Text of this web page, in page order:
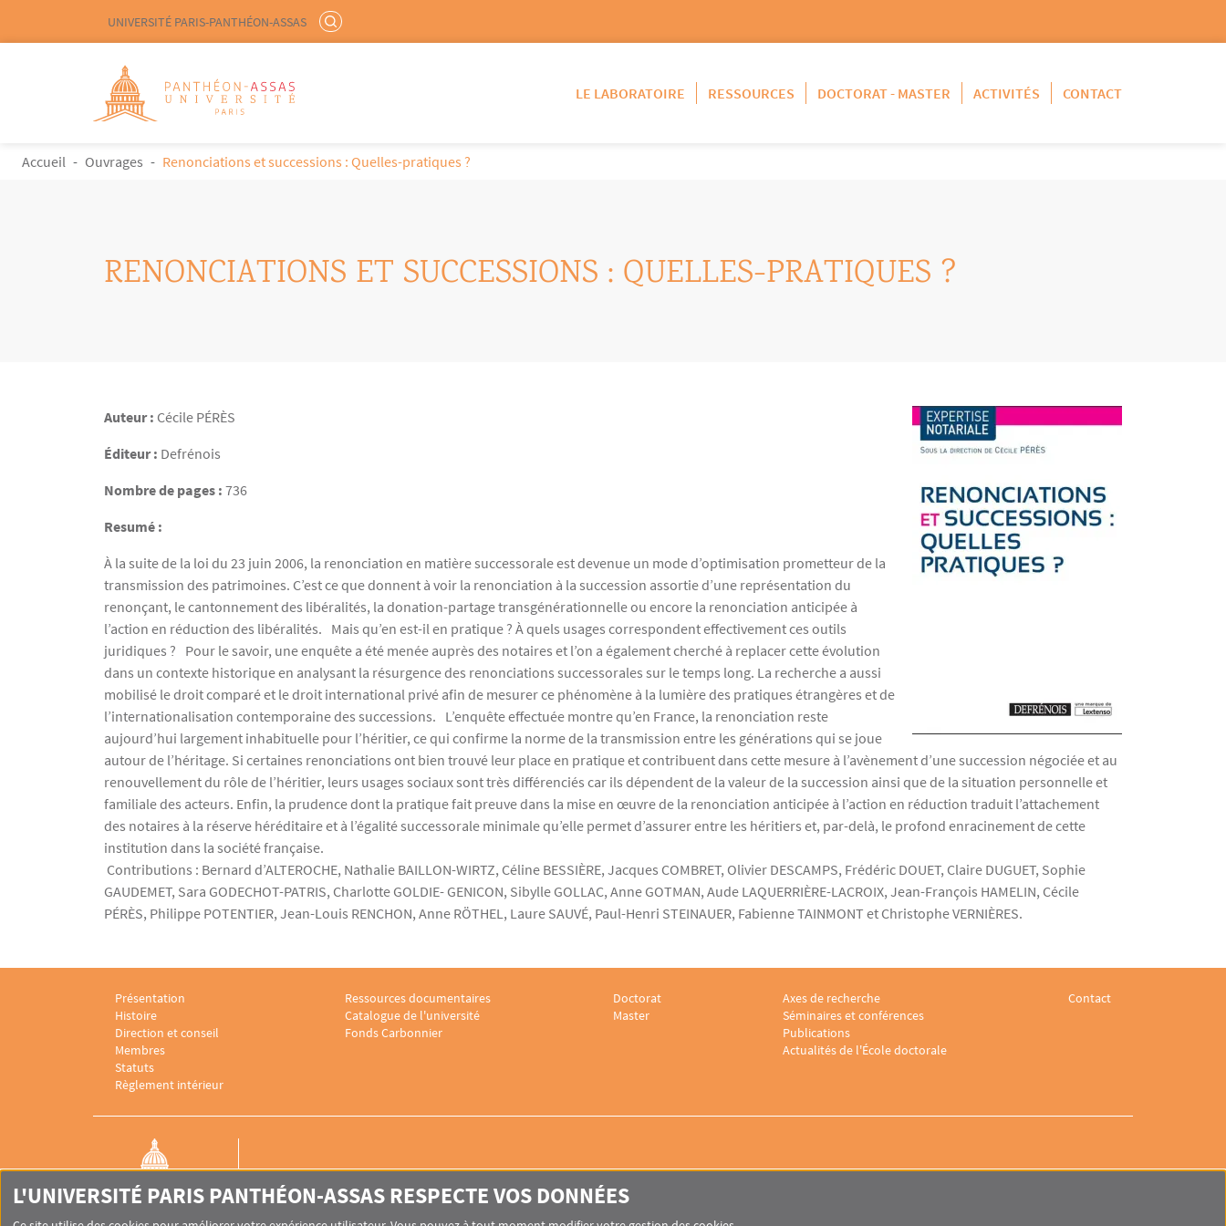
Aller au contenu principal
Menu liste site Custom EN
UNIVERSITÉ PARIS-PANTHÉON-ASSAS RECHERCHER
Logo
LE LABORATOIRE
RESSOURCES DOCTORAT - MASTER ACTIVITÉS CONTACT
FIL D'ARIANE
Accueil Ouvrages Renonciations et successions : Quelles-pratiques ?
RENONCIATIONS ET SUCCESSIONS : QUELLES-PRATIQUES ?
Auteur : Cécile PÉRÈS
Éditeur : Defrénois
Nombre de pages : 736
Resumé :
À la suite de la loi du 23 juin 2006, la renonciation en matière successorale est devenue un mode d’optimisation prometteur de la
transmission des patrimoines. C’est ce que donnent à voir la renonciation à la succession assortie d’une représentation du
renonçant, le cantonnement des libéralités, la donation-partage transgénérationnelle ou encore la renonciation anticipée à
l’action en réduction des libéralités. Mais qu’en est-il en pratique ? À quels usages correspondent effectivement ces outils
juridiques ? Pour le savoir, une enquête a été menée auprès des notaires et l’on a également cherché à replacer cette évolution
dans un contexte historique en analysant la résurgence des renonciations successorales sur le temps long. La recherche a aussi
mobilisé le droit comparé et le droit international privé afin de mesurer ce phénomène à la lumière des pratiques étrangères et de
l’internationalisation contemporaine des successions. L’enquête effectuée montre qu’en France, la renonciation reste
aujourd’hui largement inhabituelle pour l’héritier, ce qui confirme la norme de la transmission entre les générations qui se joue
autour de l’héritage. Si certaines renonciations ont bien trouvé leur place en pratique et contribuent dans cette mesure à l’avènement d’une succession négociée et au
renouvellement du rôle de l’héritier, leurs usages sociaux sont très différenciés car ils dépendent de la valeur de la succession ainsi que de la situation personnelle et
familiale des acteurs. Enfin, la prudence dont la pratique fait preuve dans la mise en œuvre de la renonciation anticipée à l’action en réduction traduit l’attachement
des notaires à la réserve héréditaire et à l’égalité successorale minimale qu’elle permet d’assurer entre les héritiers et, par-delà, le profond enracinement de cette
institution dans la société française.
Contributions : Bernard d’ALTEROCHE, Nathalie BAILLON-WIRTZ, Céline BESSIÈRE, Jacques COMBRET, Olivier DESCAMPS, Frédéric DOUET, Claire DUGUET, Sophie
GAUDEMET, Sara GODECHOT-PATRIS, Charlotte GOLDIE- GENICON, Sibylle GOLLAC, Anne GOTMAN, Aude LAQUERRIÈRE-LACROIX, Jean-François HAMELIN, Cécile
PÉRÈS, Philippe POTENTIER, Jean-Louis RENCHON, Anne RÖTHEL, Laure SAUVÉ, Paul-Henri STEINAUER, Fabienne TAINMONT et Christophe VERNIÈRES.
Menu footer Laboratoire sociologie juridique 1
Présentation
Histoire
Direction et conseil
Membres
Statuts
Règlement intérieur
Menu footer Laboratoire sociologie juridique 2
Ressources documentaires
Catalogue de l'université
Fonds Carbonnier
Menu footer Laboratoire sociologie juridique 3
Doctorat
Master
Menu footer Laboratoire sociologie juridique 4
Axes de recherche
Séminaires et conférences
Publications
Actualités de l'École doctorale
Menu footer Laboratoire
Contact
LABORATOIRE DE SOCIOLOGIE
JURIDIQUE
L'UNIVERSITÉ PARIS PANTHÉON-ASSAS RESPECTE VOS DONNÉES